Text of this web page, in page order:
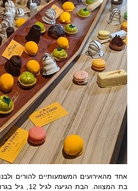
אחד מהאירועים המשמעותיים להורים
בת המצווה. הבת